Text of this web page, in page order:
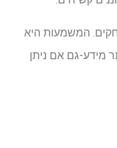
המשמעות היא
מידע-גם אם ניתן